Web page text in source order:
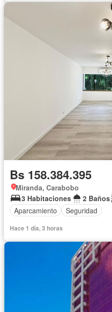
Bs 158.384.395
Miranda, Carabobo
3 Habitaciones
2 Baños
Aparcamiento
Seguridad
Hace 1 día, 3 horas